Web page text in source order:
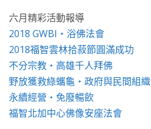
六月精彩活動報導
2018 GWBI・浴佛法會
2018福智雲林拾菽節圓滿成功
不分宗教・高雄千人拜佛
野放獲救綠蠵龜・政府與民間組
永續經營‧免廢暢飲
福智北加中心佛像安座法會